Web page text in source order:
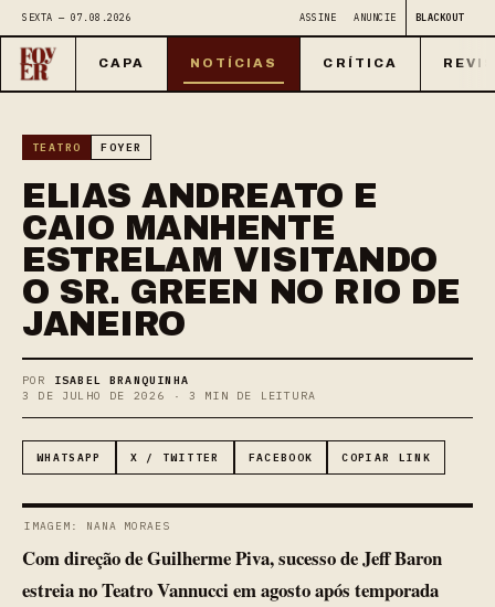
SEXTA — 07.08.2026 ASSINE ANUNCIE BLACKOUT
CAPA NOTÍCIAS CRÍTICA
TEATRO FOYER
ELIAS ANDREATO E
CAIO MANHENTE
ESTRELAM VISITANDO
O SR. GREEN NO RIO DE
JANEIRO
POR ISABEL BRANQUINHA
3 DE JULHO DE 2026 · 3 MIN DE LEITURA
WHATSAPP X / TWITTER FACEBOOK COPIAR LINK
IMAGEM: NANA MORAES
Com direção de Guilherme Piva, sucesso de Jeff Baron
estreia no Teatro Vannucci em agosto após temporada